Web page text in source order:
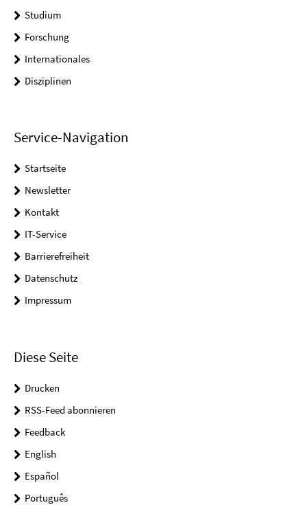
Studium
Forschung
Internationales
Disziplinen
Service-Navigation
Startseite
Newsletter
Kontakt
IT-Service
Barrierefreiheit
Datenschutz
Impressum
Diese Seite
Drucken
RSS-Feed abonnieren
Feedback
English
Español
Português